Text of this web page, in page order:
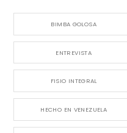
BIMBA GOLOSA
ENTREVISTA
FISIO INTEGRAL
HECHO EN VENEZUELA